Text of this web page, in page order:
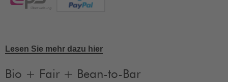
Lesen Sie mehr dazu hier
Bio + Fair + Bean-to-Bar